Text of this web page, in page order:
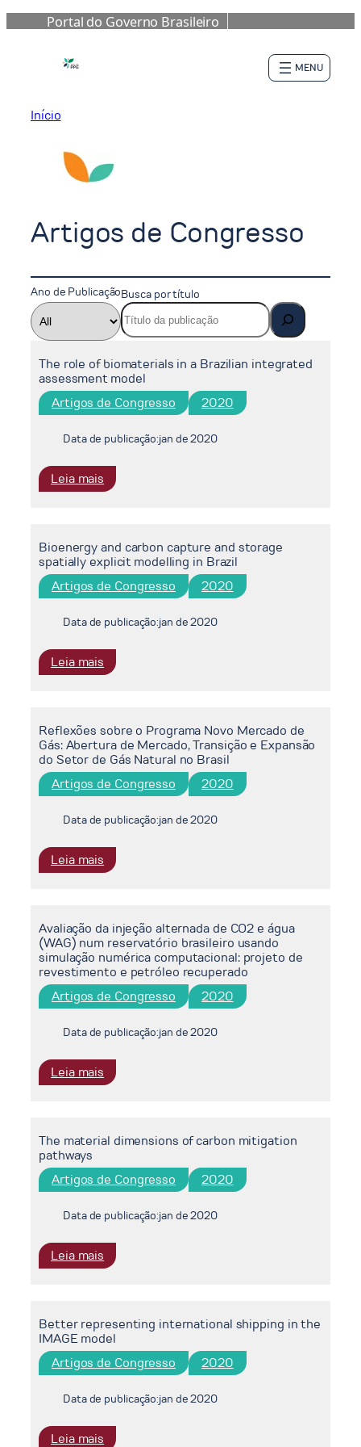
Portal do Governo Brasileiro
Início
Artigos de Congresso
Ano de PublicaçãoBusca por título
The role of biomaterials in a Brazilian integrated
assessment model
Artigos de Congresso 2020
Data de publicação:jan de 2020
Leia mais
The
biomaterials
in
a
Brazilian
integrated
model
Bioenergy and carbon capture and storage
spatially explicit modelling in Brazil
Artigos de Congresso 2020
Data de publicação:jan de 2020
Leia mais
Bioenergy
capture
and
storage
spatially
modelling
Brazil
Reflexões sobre o Programa Novo Mercado de
Gás: Abertura de Mercado, Transição e Expansão
do Setor de Gás Natural no Brasil
Artigos de Congresso 2020
Data de publicação:jan de 2020
Leia mais
Reflexões
Programa
Novo
Mercado
de
Gás:
de
Transição
e
Setor
Gás
Natural
no
Avaliação da injeção alternada de CO2 e água
(WAG) num reservatório brasileiro usando
simulação numérica computacional: projeto de
revestimento e petróleo recuperado
Artigos de Congresso 2020
Data de publicação:jan de 2020
Leia mais
Avaliação
alternada
CO2
e
água
num
reservatório
simulação
numérica
computacional:
projeto
revestimento
e
The material dimensions of carbon mitigation
pathways
Artigos de Congresso 2020
Data de publicação:jan de 2020
Leia mais
The
of
carbon
mitigation
pathways
Better representing international shipping in the
IMAGE model
Artigos de Congresso 2020
Data de publicação:jan de 2020
Leia mais